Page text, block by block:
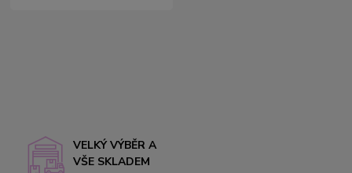
VELKÝ VÝBĚR A
VŠE SKLADEM